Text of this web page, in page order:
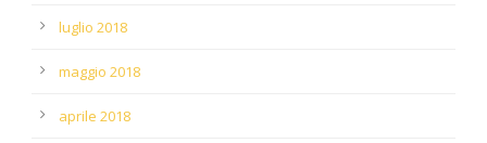
luglio 2018
maggio 2018
aprile 2018